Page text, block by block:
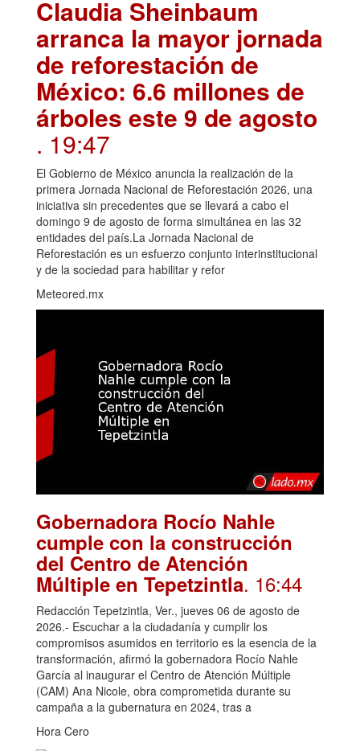
Claudia Sheinbaum
arranca la mayor jornada
de reforestación de
México: 6.6 millones de
árboles este 9 de agosto
. 19:47
El Gobierno de México anuncia la realización de la
primera Jornada Nacional de Reforestación 2026, una
iniciativa sin precedentes que se llevará a cabo el
domingo 9 de agosto de forma simultánea en las 32
entidades del país.La Jornada Nacional de
Reforestación es un esfuerzo conjunto interinstitucional
y de la sociedad para habilitar y refor
Meteored.mx
Gobernadora Rocío Nahle
cumple con la construcción
del Centro de Atención
Múltiple en Tepetzintla. 16:44
Redacción Tepetzintla, Ver., jueves 06 de agosto de
2026.- Escuchar a la ciudadanía y cumplir los
compromisos asumidos en territorio es la esencia de la
transformación, afirmó la gobernadora Rocío Nahle
García al inaugurar el Centro de Atención Múltiple
(CAM) Ana Nicole, obra comprometida durante su
campaña a la gubernatura en 2024, tras a
Hora Cero